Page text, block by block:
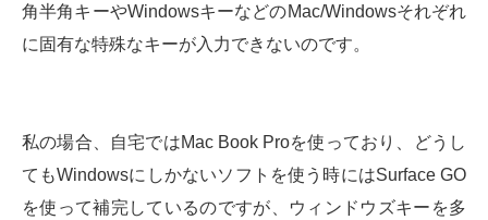
角半角キーやWindowsキーなどのMac/Windowsそれぞれ
に固有な特殊なキーが入力できないのです。
私の場合、自宅ではMac Book Proを使っており、どうし
てもWindowsにしかないソフトを使う時にはSurface GO
を使って補完しているのですが、ウィンドウズキーを多